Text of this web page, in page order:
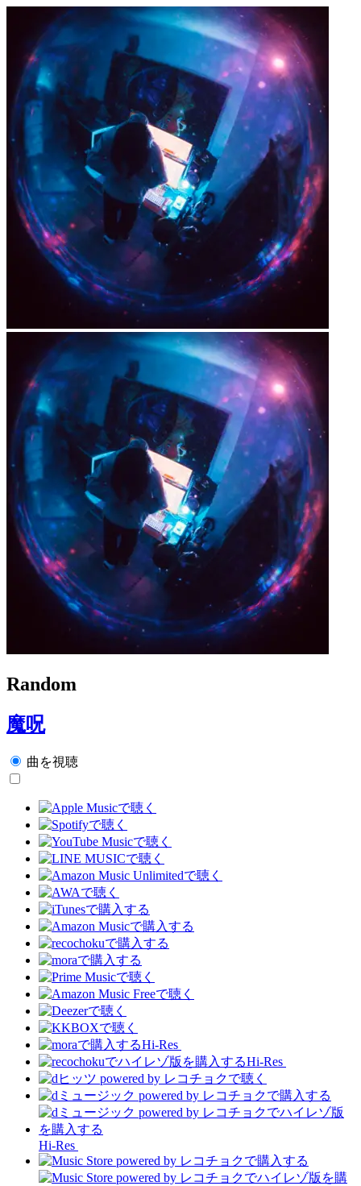
Random
魔呪
曲を視聴
Hi-Res
Hi-Res
Hi-Res